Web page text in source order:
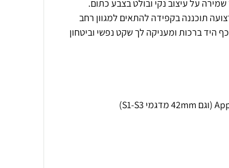
תוכננה בקפידה להתאים למגוון רחב
את פרק כף היד ברכות ומעניקה לך שקט נפשי וביטחון